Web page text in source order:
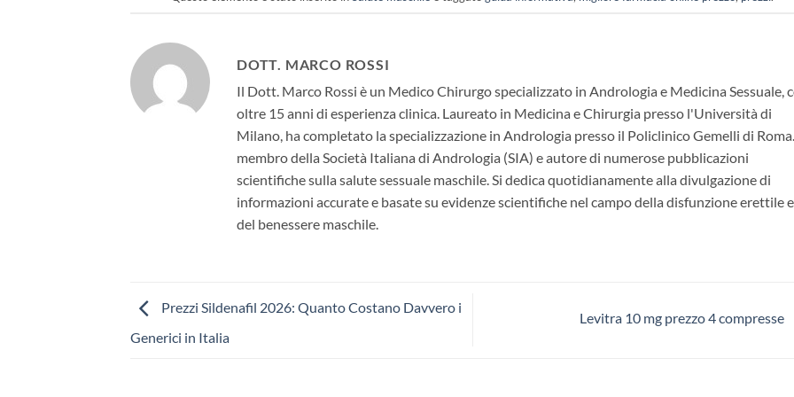
DOTT. MARCO ROSSI
Il Dott. Marco Rossi è un Medico Chirurgo specializzato in Andrologia e Medicina Sessuale,
oltre 15 anni di esperienza clinica. Laureato in Medicina e Chirurgia presso l'Università di
Milano, ha completato la specializzazione in Andrologia presso il Policlinico Gemelli di
membro della Società Italiana di Andrologia (SIA) e autore di numerose pubblicazioni
scientifiche sulla salute sessuale maschile. Si dedica quotidianamente alla divulgazione di
informazioni accurate e basate su evidenze scientifiche nel campo della disfunzione erettile e
del benessere maschile.
Prezzi Sildenafil 2026: Quanto Costano Davvero i
Generici in Italia
Levitra 10 mg prezzo 4 compresse